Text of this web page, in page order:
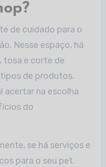
de cuidado para o
Nesse espaço, há
tosa e corte de
de produtos.
na escolha
do
se há serviços e
para o seu pet.